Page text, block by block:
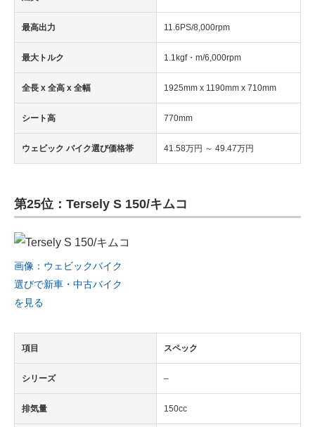
最高出力 11.6PS/8,000rpm
最大トルク 1.1kgf・m/6,000rpm
全長 x 全高 x 全幅 1925mm x 1190mm x 710mm
シート高 770mm
ウェビック バイク選び価格帯 41.58万円 ～ 49.47万円
第25位：Tersely S 150/キムコ
画像：ウェビックバイク
選びで新車・中古バイク
を見る
項目 スペック
シリーズ –
排気量 150cc